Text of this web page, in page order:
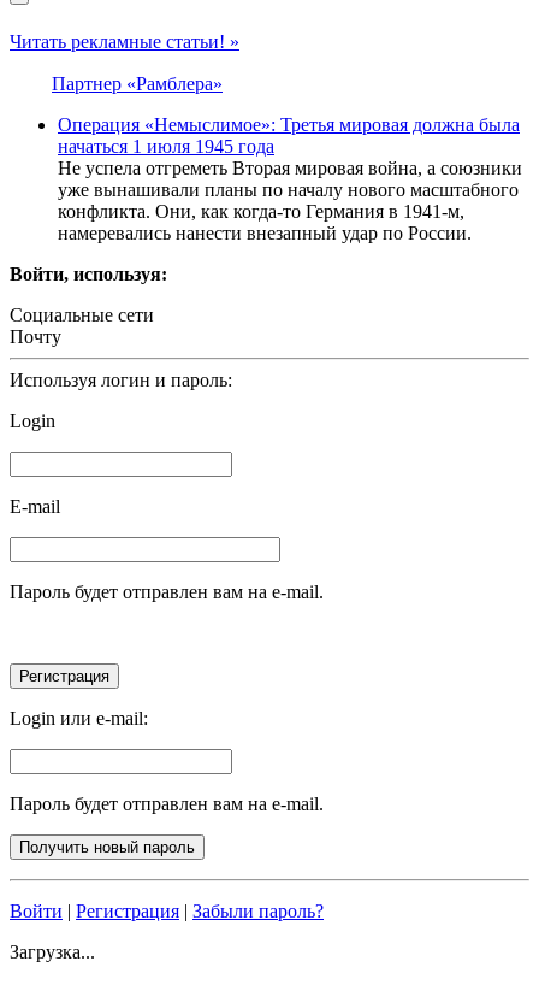
Читать рекламные статьи! »
Партнер «Рамблера»
Операция «Немыслимое»: Третья мировая должна была
начаться 1 июля 1945 года
Не успела отгреметь Вторая мировая война, а союзники
уже вынашивали планы по началу нового масштабного
конфликта. Они, как когда-то Германия в 1941-м,
намеревались нанести внезапный удар по России.
Войти, используя:
Социальные сети
Почту
Используя логин и пароль:
Login
E-mail
Пароль будет отправлен вам на e-mail.
Login или e-mail:
Пароль будет отправлен вам на e-mail.
Войти | Регистрация | Забыли пароль?
Загрузка...